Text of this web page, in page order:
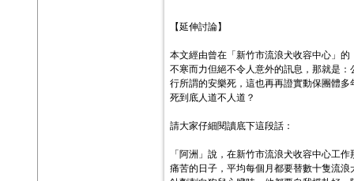
【延伸討論】
本文經由曾在「新竹市流浪犬收容中心」
不寒而力但絕不令人意外的訊息，那就是
行所謂的安樂死，這也再再證實動保團體
死到底人道不人道？
請大家仔細閱讀底下這段話：
「阿洲」說，在新竹市流浪犬收容中心工
痛苦的日子，平均每個月都要替數十隻流